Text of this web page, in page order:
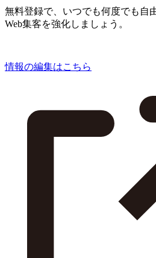
無料登録で、いつでも何度でも自
Web集客を強化しましょう。
情報の編集はこちら